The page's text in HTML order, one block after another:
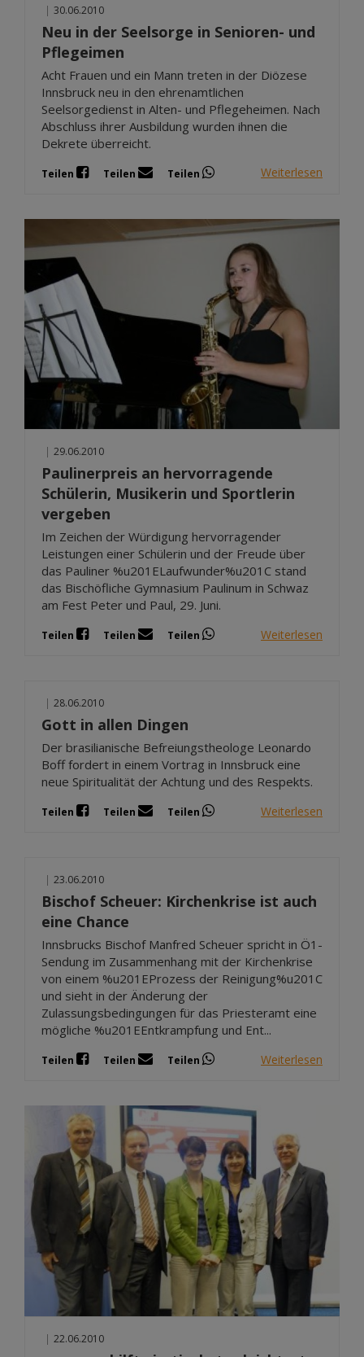
| 30.06.2010
Neu in der Seelsorge in Senioren- und
Pflegeimen
Acht Frauen und ein Mann treten in der Diözese
Innsbruck neu in den ehrenamtlichen
Seelsorgedienst in Alten- und Pflegeheimen. Nach
Abschluss ihrer Ausbildung wurden ihnen die
Dekrete überreicht.
Teilen Teilen Teilen Weiterlesen
| 29.06.2010
Paulinerpreis an hervorragende
Schülerin, Musikerin und Sportlerin
vergeben
Im Zeichen der Würdigung hervorragender
Leistungen einer Schülerin und der Freude über
das Pauliner %u201ELaufwunder%u201C stand
das Bischöfliche Gymnasium Paulinum in Schwaz
am Fest Peter und Paul, 29. Juni.
Teilen Teilen Teilen Weiterlesen
| 28.06.2010
Gott in allen Dingen
Der brasilianische Befreiungstheologe Leonardo
Boff fordert in einem Vortrag in Innsbruck eine
neue Spiritualität der Achtung und des Respekts.
Teilen Teilen Teilen Weiterlesen
| 23.06.2010
Bischof Scheuer: Kirchenkrise ist auch
eine Chance
Innsbrucks Bischof Manfred Scheuer spricht in Ö1-
Sendung im Zusammenhang mit der Kirchenkrise
von einem %u201EProzess der Reinigung%u201C
und sieht in der Änderung der
Zulassungsbedingungen für das Priesteramt eine
mögliche %u201EEntkrampfung und Ent...
Teilen Teilen Teilen Weiterlesen
| 22.06.2010